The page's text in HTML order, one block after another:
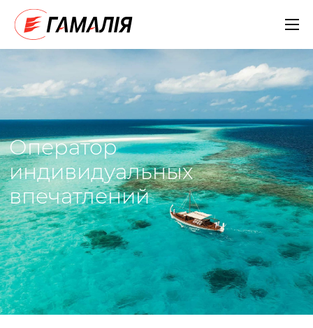
Оператор
индивидуальных
впечатлений